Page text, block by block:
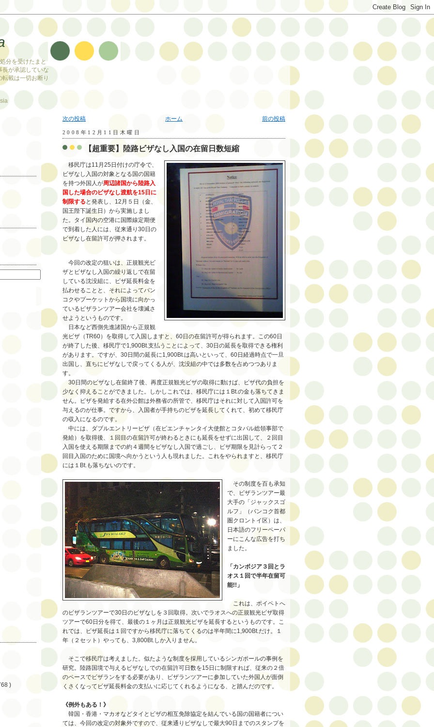
次の投稿 前の投稿
ホーム
2008年12月11日木曜日
【超重要】陸路ビザなし入国の在留日数短縮
移民庁は11月25日付けの庁令で、
ビザなし入国の対象となる国の国籍
を持つ外国人が周辺諸国から陸路入
国した場合のビザなし渡航を15日に
制限する と発表し、12月５日（金、
国王陛下誕生日）から実施しまし
た。タイ国内の空港に国際線定期便
で到着した人には、従来通り30日の
ビザなし在留許可が押されます。
今回の改定の狙いは、正規観光ビ
ザとビザなし入国の繰り返しで在留
している沈没組に、ビザ延長料金を
払わせることと、それによってバン
コクやプーケットから国境に向かっ
ているビザランツアー会社を壊滅さ
せようというものです。
日本など西側先進諸国から正規観
光ビザ（TR60）を取得して入国しますと、60日の在留許可が得られます。この60日
が終了した後、移民庁で1,900Bt.支払うことによって、30日の延長を取得できる権利
があります。ですが、30日間の延長に1,900Bt.は高いといって、60日経過時点で一旦
出国し、直ちにビザなしで戻ってくる人が、沈没組の中では多数を占めつつありま
す。
30日間のビザなし在留終了後、再度正規観光ビザの取得に動けば、ビザ代の負担を
少なく抑えることができました。しかしこれでは、移民庁には１Bt.の金も落ちてきま
せん。ビザを発給する在外公館は外務省の所管で、移民庁はそれに対して入国許可を
与えるのが仕事。ですから、入国者が手持ちのビザを延長してくれて、初めて移民庁
の収入になるのです。
中には、ダブルエントリービザ（在ビエンチャンタイ大使館とコタバル総領事部で
発給）を取得後、１回目の在留許可が終わるときにも延長をせずに出国して、２回目
入国を使える期限までの約４週間をビザなし入国で過ごし、ビザ期限を見計らって２
回目入国のために国境へ向かうという人も現れました。これをやられますと、移民庁
には１Bt.も落ちないのです。
その制度を百も承知
で、ビザランツアー最
大手の「ジャックスゴ
ルフ」（バンコク首都
圏クロントイ区）は、
日本語のフリーペーパ
ーにこんな広告を打ち
ました。
「カンボジア３回とラ
オス１回で半年在留可
能!!」
これは、ポイペトへ
のビザランツアーで30日のビザなしを３回取得。次いでラオスへの正規観光ビザ取得
ツアーで60日分を得て、最後の１ヶ月は正規観光ビザを延長するというものです。こ
れでは、ビザ延長は１回ですから移民庁に落ちてくるのは半年間に1,900Bt.だけ。１
年（２セット）やっても、3,800Bt.しか入りません。
そこで移民庁は考えました。似たような制度を採用しているシンガポールの事例を
研究。陸路国境で与えるビザなしでの在留許可日数を15日に制限すれば、従来の２倍
のペースでビザランをする必要があり、ビザランツアーに参加していた外国人が面倒
くさくなってビザ延長料金の支払いに応じてくれるようになる、と踏んだのです。
《例外もある！》
韓国・香港・マカオなどタイとビザの相互免除協定を結んでいる国の国籍者につい
ては、今回の改定の対象外ですので、従来通りビザなしで最大90日までのスタンプを
分を受けたまと
長が承認していな
載は一切お断り
)